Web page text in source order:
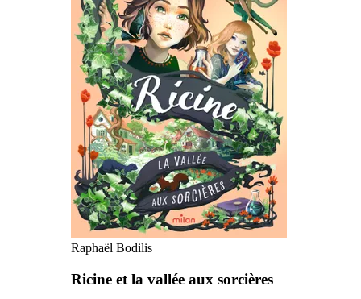
Raphaël Bodilis
Ricine et la vallée aux sorcières